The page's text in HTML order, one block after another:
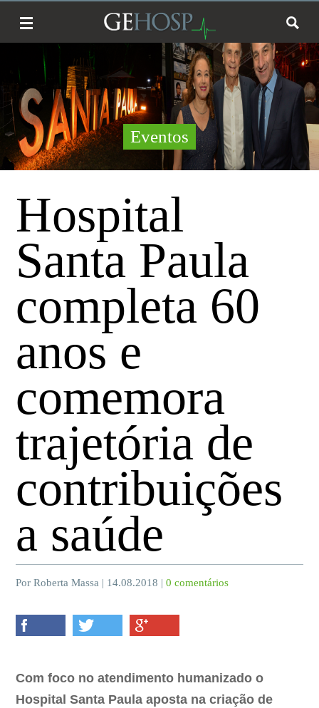
Eventos
Hospital
Santa Paula
completa 60
anos e
comemora
trajetória de
contribuições
a saúde
Por Roberta Massa | 14.08.2018 |0 comentários
Com foco no atendimento humanizado o
Hospital Santa Paula aposta na criação de